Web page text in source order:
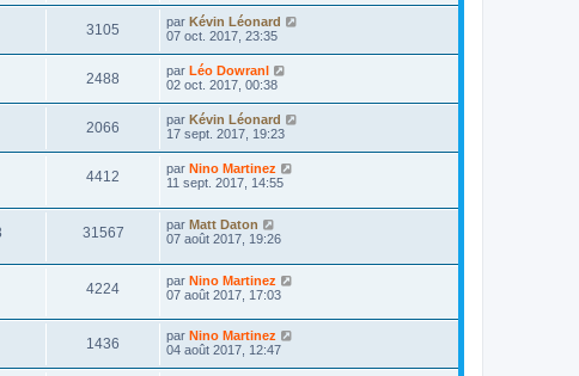
3105 par Kévin Léonard
07 oct. 2017, 23:35
2488 par Léo Dowranl
02 oct. 2017, 00:38
2066 par Kévin Léonard
17 sept. 2017, 19:23
4412 par Nino Martinez
11 sept. 2017, 14:55
31567 par Matt Daton
07 août 2017, 19:26
4224 par Nino Martinez
07 août 2017, 17:03
1436 par Nino Martinez
04 août 2017, 12:47